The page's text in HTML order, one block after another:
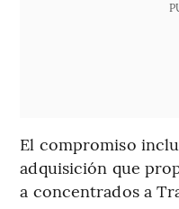
El compromiso
adquisición que
a concentrados a